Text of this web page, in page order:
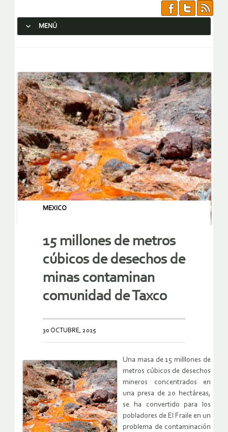
MENÚ
MEXICO
15 millones de metros
cúbicos de desechos de
minas contaminan
comunidad de Taxco
30 OCTUBRE, 2015
Una masa de 15 milllones de
metros cúbicos de desechos
mineros concentrados en
una presa de 20 hectáreas,
se ha convertido para los
pobladores de El Fraile en un
problema de contaminación